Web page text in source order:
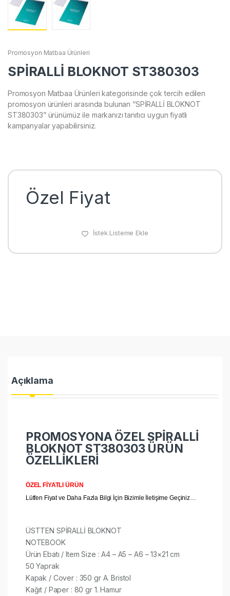
Promosyon Matbaa Ürünleri
SPİRALLİ BLOKNOT ST380303
Promosyon Matbaa Ürünleri kategorisinde çok tercih edilen
promosyon ürünleri arasında bulunan “SPİRALLİ BLOKNOT
ST380303” ürünümüz ile markanızı tanıtıcı uygun fiyatlı
kampanyalar yapabilirsiniz.
Özel Fiyat
İstek Listeme Ekle
Açıklama
PROMOSYONA ÖZEL SPİRALLİ
BLOKNOT ST380303 ÜRÜN
ÖZELLİKLERİ
ÖZEL FİYATLI ÜRÜN
Lütfen Fiyat ve Daha Fazla Bilgi İçin Bizimle İletişime Geçiniz…
ÜSTTEN SPİRALLİ BLOKNOT
NOTEBOOK
Ürün Ebatı / Item Size : A4 – A5 – A6 – 13×21 cm
50 Yaprak
Kapak / Cover : 350 gr A. Bristol
Kağıt / Paper : 80 gr 1. Hamur